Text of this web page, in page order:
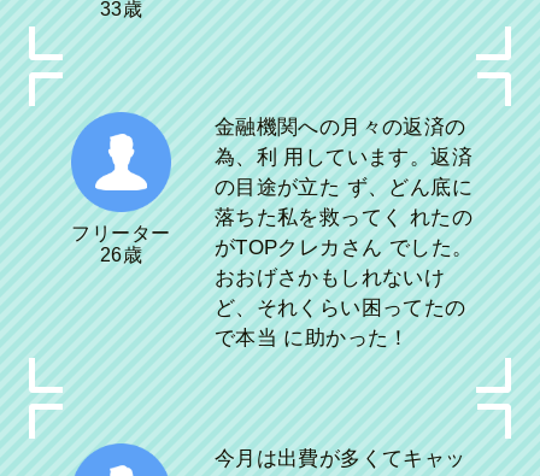
33歳
フリーター
26歳
金融機関への月々の返済の
為、利 用しています。返済
の目途が立た ず、どん底に
落ちた私を救ってく れたの
がTOPクレカさん でした。
おおげさかもしれないけ
ど、それくらい困ってたの
で本当 に助かった！
今月は出費が多くてキャッ